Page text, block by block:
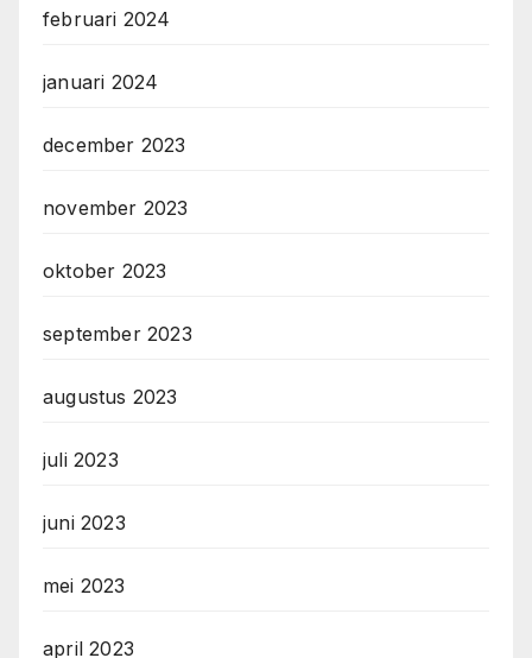
februari 2024
januari 2024
december 2023
november 2023
oktober 2023
september 2023
augustus 2023
juli 2023
juni 2023
mei 2023
april 2023